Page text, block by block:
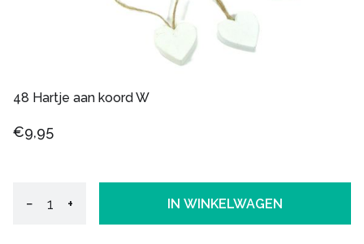
48 Hartje aan koord W
€9,95
− + IN WINKELWAGEN